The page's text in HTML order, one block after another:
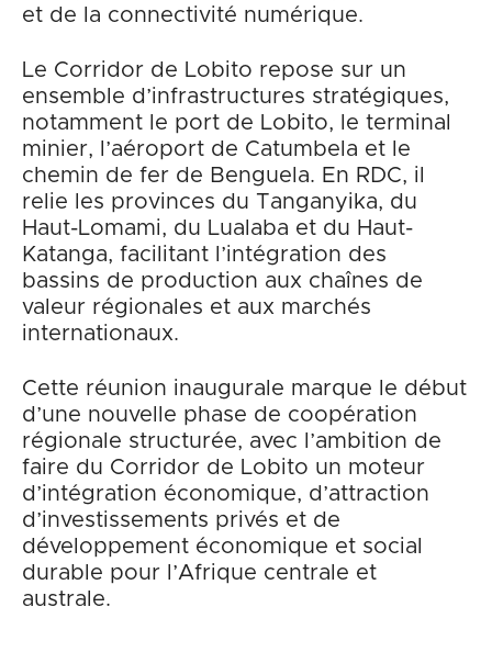
et de la connectivité numérique.
Le Corridor de Lobito repose sur un
ensemble d’infrastructures stratégiques,
notamment le port de Lobito, le terminal
minier, l’aéroport de Catumbela et le
chemin de fer de Benguela. En RDC, il
relie les provinces du Tanganyika, du
Haut-Lomami, du Lualaba et du Haut-
Katanga, facilitant l’intégration des
bassins de production aux chaînes de
valeur régionales et aux marchés
internationaux.
Cette réunion inaugurale marque le début
d’une nouvelle phase de coopération
régionale structurée, avec l’ambition de
faire du Corridor de Lobito un moteur
d’intégration économique, d’attraction
d’investissements privés et de
développement économique et social
durable pour l’Afrique centrale et
australe.